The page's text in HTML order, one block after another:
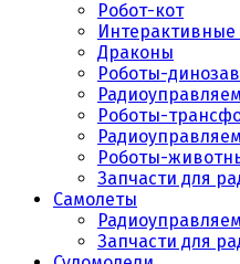
Робот-кот
Интерактивные
Драконы
Роботы-
Роботы-
Роботы-
Запчасти для
Самолеты
Запчасти для